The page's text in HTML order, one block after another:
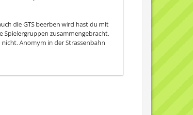
die GTS beerben wird hast du mit
Spielergruppen zusammengebracht.
Anomym in der Strassenbahn